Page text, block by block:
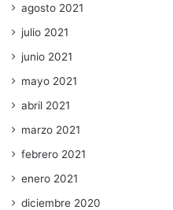
agosto 2021
julio 2021
junio 2021
mayo 2021
abril 2021
marzo 2021
febrero 2021
enero 2021
diciembre 2020